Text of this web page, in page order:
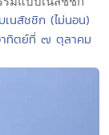
นสัชชิก (ไม่นอน)
าทิตย์ที่ ๗ ตุลาคม